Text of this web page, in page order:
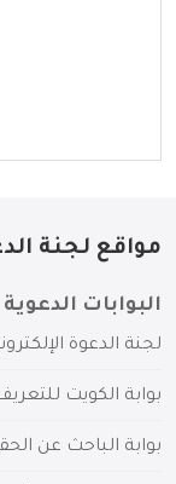
مواقع لجنة
البوابات الدعوية
لجنة الدعوة
بوابة الكويت
بوابة الباحث عن